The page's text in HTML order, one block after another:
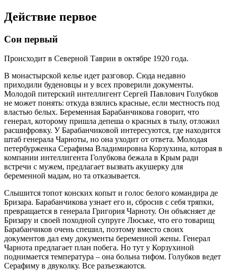
Действие первое
Сон первый
Происходит в Северной Таврии в октябре 1920 года.
В монастырской келье идет разговор. Сюда недавно
приходили буденовцы и у всех проверили документы.
Молодой питерский интеллигент Сергей Павлович Голубков
не может понять: откуда взялись красные, если местность под
властью белых. Беременная Барабанчикова говорит, что
генерал, которому пришла депеша о красных в тылу, отложил
расшифровку. У Барабанчиковой интересуются, где находится
штаб генерала Чарноты, но она уходит от ответа. Молодая
петербурженка Серафима Владимировна Корзухина, которая в
компании интеллигента Голубкова бежала в Крым ради
встречи с мужем, предлагает вызвать акушерку для
беременной мадам, но та отказывается.
Слышится топот конских копыт и голос белого командира де
Бризара. Барабанчикова узнает его и, сбросив с себя тряпки,
превращается в генерала Григория Чарноту. Он объясняет де
Бризару и своей походной супруге Люське, что его товарищ
Барабанчиков очень спешил, поэтому вместо своих
документов дал ему документы беременной жены. Генерал
Чарнота предлагает план побега. Но тут у Корзухиной
поднимается температура – она больна тифом. Голубков ведет
Серафиму в двуколку. Все разъезжаются.